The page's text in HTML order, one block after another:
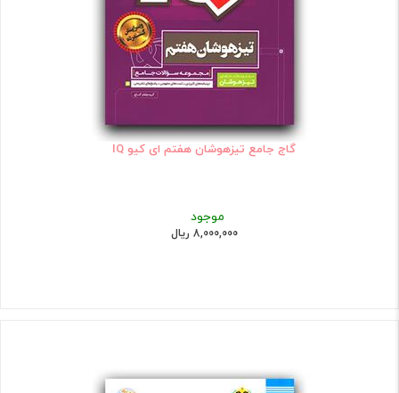
گاج جامع تیزهوشان هفتم ای کیو IQ
موجود
8,000,000 ریال